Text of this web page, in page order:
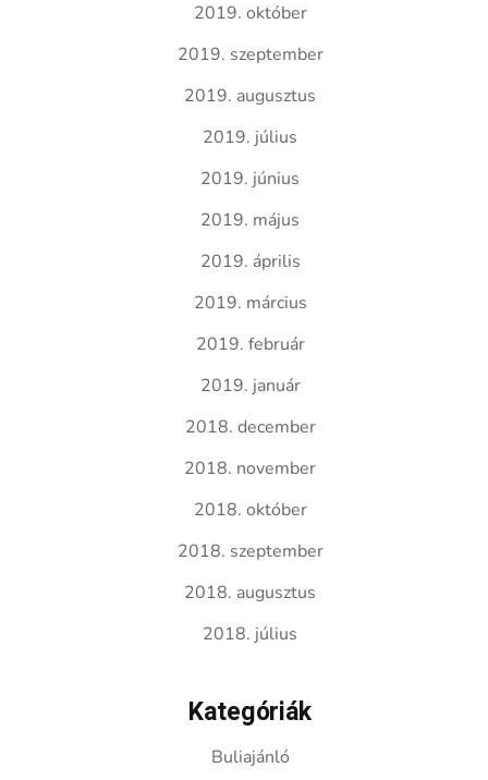
2019. október
2019. szeptember
2019. augusztus
2019. július
2019. június
2019. május
2019. április
2019. március
2019. február
2019. január
2018. december
2018. november
2018. október
2018. szeptember
2018. augusztus
2018. július
Kategóriák
Buliajánló